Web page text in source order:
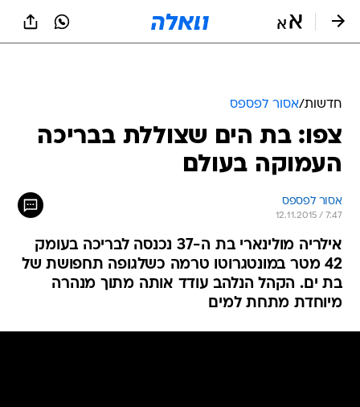
חדשות/אסור לפספס
צפו: בת הים שצוללת בבריכה
העמוקה בעולם
אסור לפספס
12.11.2015 / 7:47
אילריה מולינארי בת ה-37 נכנסה לבריכה בעומק
42 מטר במונטגרוטו טרמה כשלגופה תחפושת של
בת ים. הקהל הנלהב עודד אותה מתוך מנהרה
מיוחדת מתחת למים